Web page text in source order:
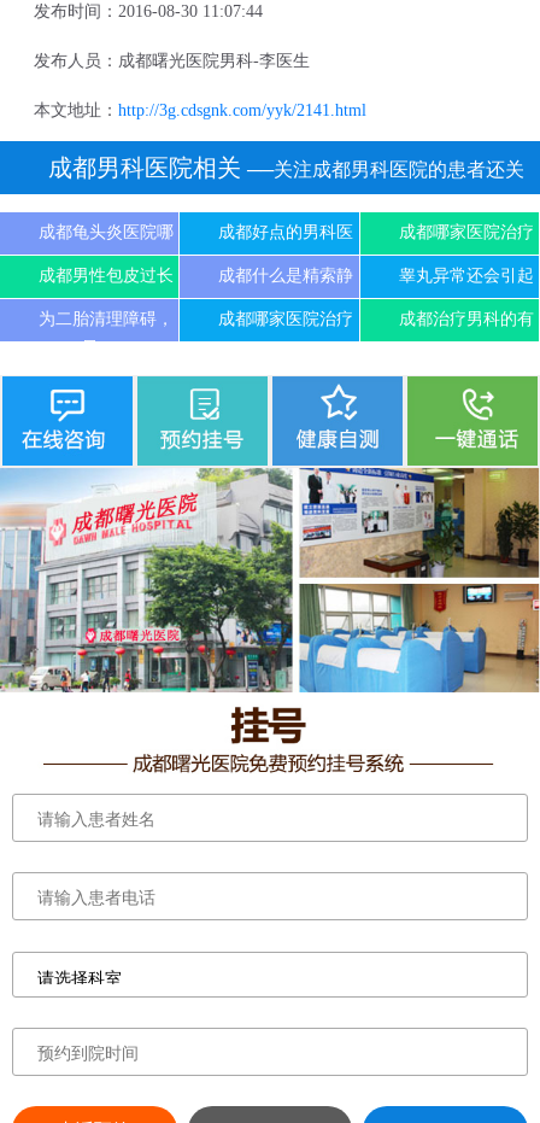
发布时间：2016-08-30 11:07:44
发布人员：成都曙光医院男科-李医生
本文地址： http://3g.cdsgnk.com/yyk/2141.html
成都男科医院相关 ──关注成都男科医院的患者还关
注
成都龟头炎医院哪 成都好点的男科医 成都哪家医院治疗
成都男性包皮过长 成都什么是精索静 睾丸异常还会引起
为二胎清理障碍，
尽
成都哪家医院治疗 成都治疗男科的有